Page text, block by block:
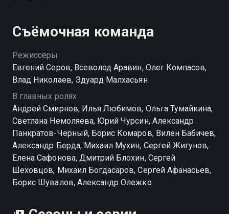
можете совершенно бесплатно в хорошем HD
качестве на Смотрёшке
Съёмочная команда
Режиссёры
Евгений Серов, Всеволод Аравин, Олег Компасов,
Влад Николаев, Эдуард Малхасьян
В главных ролях
Андрей Смирнов, Илья Любимов, Ольга Тумайкина,
Светлана Немоляева, Юрий Чурсин, Александр
Панкратов-Черный, Борис Комаров, Вилен Бабичев,
Александр Берда, Михаил Мухин, Сергей Жигунов,
Елена Сафонова, Дмитрий Блохин, Сергей
Шеховцов, Михаил Богдасаров, Сергей Афанасьев,
Борис Шувалов, Александр Олежко